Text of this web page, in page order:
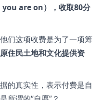
are on），收取80分
们这项收费是为了一项筹
住民土地和文化提供资
的真实性，表示付费是自